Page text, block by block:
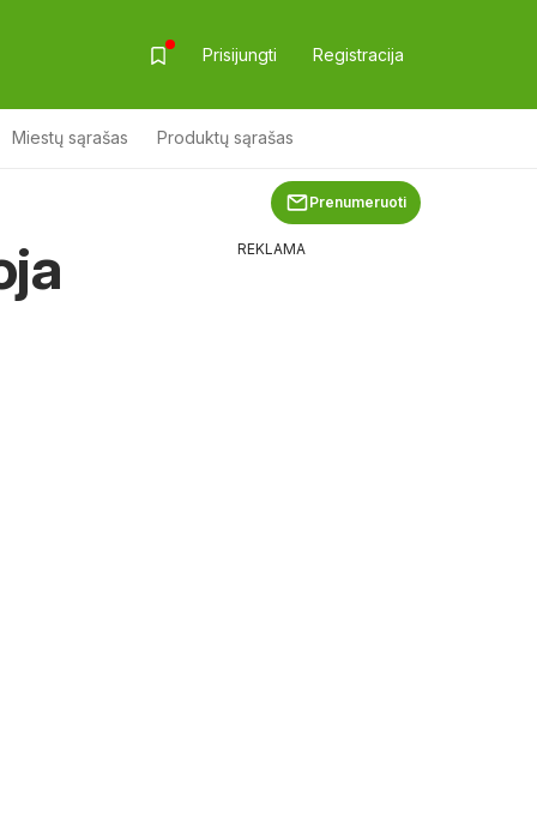
Prisijungti Registracija
Miestų sąrašas Produktų sąrašas
Prenumeruoti
REKLAMA